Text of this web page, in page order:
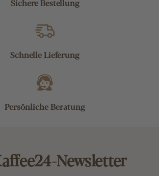
Sichere Bestellung
Schnelle Lieferung
Persönliche Beratung
Newsletter